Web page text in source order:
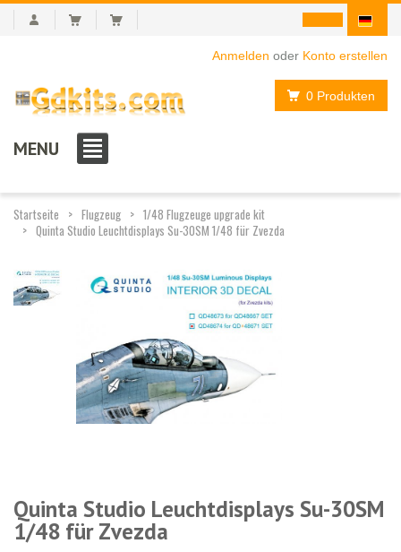
Anmelden oder Konto erstellen
0 Produkten
MENU
Startseite Flugzeug
1/48 Flugzeuge upgrade kit
Quinta Studio Leuchtdisplays Su-30SM 1/48 für Zvezda
Quinta Studio Leuchtdisplays Su-30SM
1/48 für Zvezda